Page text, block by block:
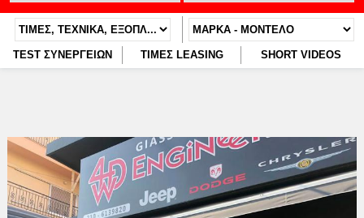
TEST ΣΥΝΕΡΓΕΙΩΝ ΤΙΜΕΣ LEASING SHORT VIDEOS